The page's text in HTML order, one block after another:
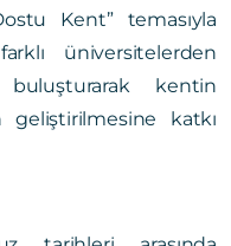
Kent” temasıyla
üniversitelerden
kentin
katkı